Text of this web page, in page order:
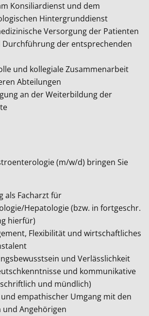
Konsiliardienst und dem
Hintergrunddienst
Versorgung der Patienten
Durchführung der entsprechenden
und kollegiale Zusammenarbeit
Abteilungen
an der Weiterbildung der
(m/w/d) bringen Sie
als Facharzt für
Hepatologie (bzw. in fortgeschr.
hierfür)
Flexibilität und wirtschaftliches
und Verlässlichkeit
und kommunikative
und mündlich)
empathischer Umgang mit den
Angehörigen